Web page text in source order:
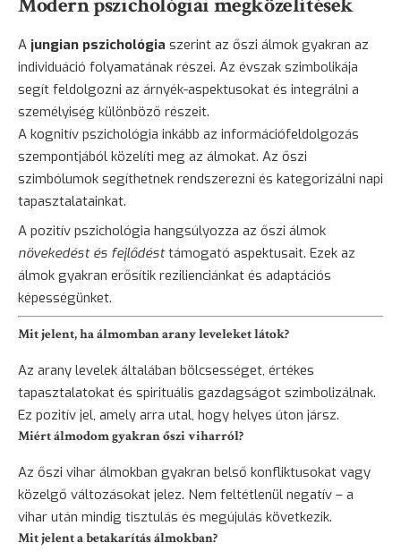
A jungian pszichológia szerint az őszi álmok gyakran az
individuáció folyamatának részei. Az évszak szimbolikája
segít feldolgozni az árnyék-aspektusokat és integrálni a
személyiség különböző részeit.
A kognitív pszichológia inkább az információfeldolgozás
szempontjából közelíti meg az álmokat. Az őszi
szimbólumok segíthetnek rendszerezni és kategorizálni napi
tapasztalatainkat.
A pozitív pszichológia hangsúlyozza az őszi álmok
növekedést és fejlődésttámogató aspektusait. Ezek az
álmok gyakran erősítik rezilienciánkat és adaptációs
képességünket.
Mit jelent, ha álmomban arany leveleket látok?
Az arany levelek általában bölcsességet, értékes
tapasztalatokat és spirituális gazdagságot szimbolizálnak.
Ez pozitív jel, amely arra utal, hogy helyes úton jársz.
Miért álmodom gyakran őszi viharról?
Az őszi vihar álmokban gyakran belső konfliktusokat vagy
közelgő változásokat jelez. Nem feltétlenül negatív – a
vihar után mindig tisztulás és megújulás következik.
Mit jelent a betakarítás álmokban?